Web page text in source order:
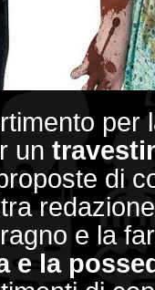
per
un
di
e la
e la